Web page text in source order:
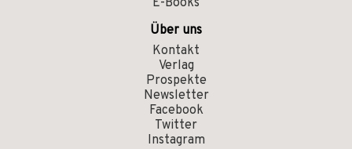
E-Books
Über uns
Kontakt
Verlag
Prospekte
Newsletter
Facebook
Twitter
Instagram